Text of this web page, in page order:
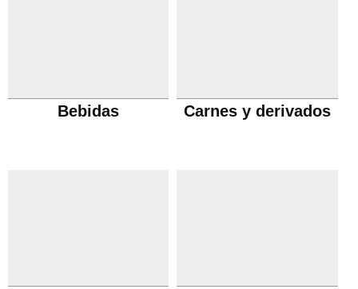
Bebidas Carnes y derivados